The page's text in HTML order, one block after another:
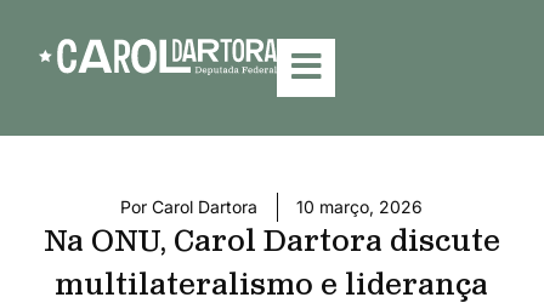
Por Carol Dartora 10 março, 2026
Na ONU, Carol Dartora discute
multilateralismo e liderança